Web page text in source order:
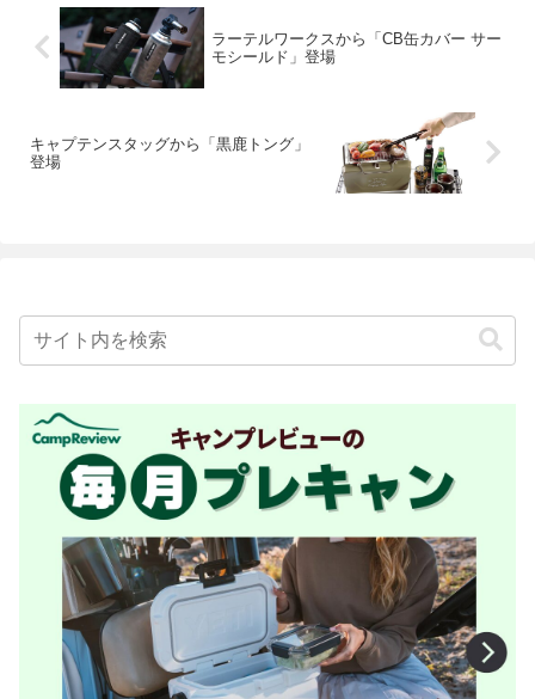
ラーテルワークスから「CB缶カバー サー
モシールド」登場
キャプテンスタッグから「黒鹿トング」
登場